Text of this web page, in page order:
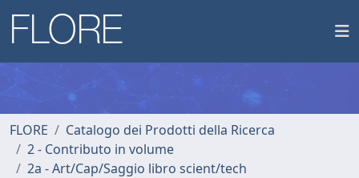
FLORE
Catalogo dei Prodotti della Ricerca
2 - Contributo in volume
2a - Art/Cap/Saggio libro scient/tech